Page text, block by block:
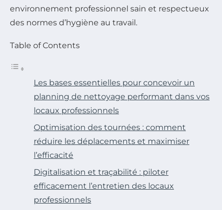
environnement professionnel sain et respectueux
des normes d’hygiène au travail.
Table of Contents
Les bases essentielles pour concevoir un
planning de nettoyage performant dans vos
locaux professionnels
Optimisation des tournées : comment
réduire les déplacements et maximiser
l’efficacité
Digitalisation et traçabilité : piloter
efficacement l’entretien des locaux
professionnels